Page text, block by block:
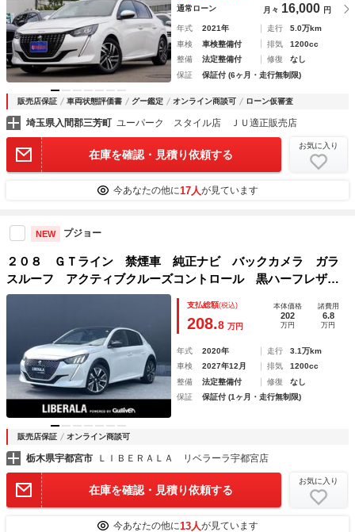
通常ローン 月々 16,000 円
年式 2021年 走行
5.0万km
車検
車検整備付 排気
1200cc
整備
法定整備付 修復
なし
保証
保証付 (6ヶ月・走行無制限)
販売店保証 車両状態評価書 グー鑑定 オンライン商談可 ローン仮審査
埼玉県入間郡三芳町 ユーパーク スタイル店 ＪＵ適正販売店
在庫を確認・見積り依頼する
お気に入り
今あなたの他に17人が見ています
NEW プジョー
２０８ ＧＴライン 禁煙車 純正ナビ バックカメラ ガラ
スルーフ アクティブクルーズコントロール 黒ハーフレザー
シート レーンキープアシスト パーキングセンサー ワイヤ
支払総額(税込)
208.8 万円
本体価格
202
万円
諸費用
6.8
万円
年式 2020年 走行
3.1万km
車検
2027年12月 排気
1200cc
整備
法定整備付 修復
なし
保証
保証付 (1ヶ月・走行無制限)
販売店保証 オンライン商談可
栃木県宇都宮市 ＬＩＢＥＲＡＬＡ リベラーラ宇都宮店
在庫を確認・見積り依頼する
お気に入り
今あなたの他に13人が見ています